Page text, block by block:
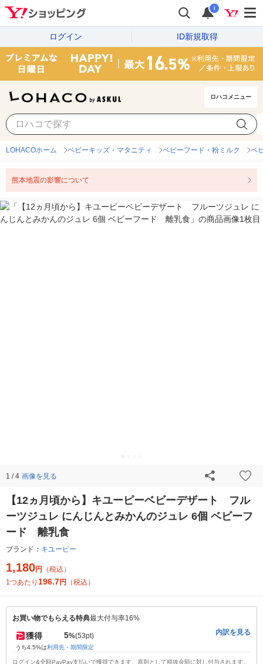
i
ログイン ID新規取得
ロハコメニュー
LOHACOホーム ベビーキッズ・マタニティ ベビーフード・粉ミルク ベ
熊本地震の影響について
1 / 4 画像を見る
【12ヵ月頃から】キユーピーベビーデザート フル
ーツジュレ にんじんとみかんのジュレ 6個 ベビーフ
ード 離乳食
ブランド： キユーピー
1,180円
（税込）
1つあたり 196.7円 （税込）
お買い物でもらえる特典最大付与率16%
獲得 5%(53pt)
うち4.5%は利用先・期間限定
内訳を見る
ログイン&全額PayPay支払いで獲得できます。原則として税抜金額に対し付与されます。